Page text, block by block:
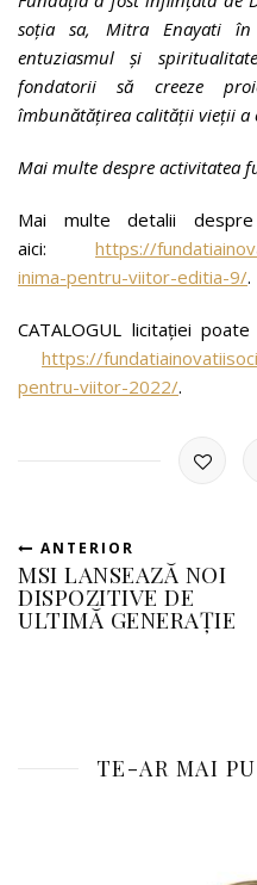
soția sa, Mitra Enayati în
entuziasmul și
fondatorii să creeze
îmbunătățirea calității vieții a
Mai multe despre activitatea
Mai multe detalii
aici: https://
inima-pentru-viitor-editia-9/.
CATALOGUL licitației
https://
pentru-viitor-2022/.
ANTERIOR
MSI LANSEAZĂ NOI
DISPOZITIVE DE
ULTIMĂ GENERAȚIE
TE-AR MAI